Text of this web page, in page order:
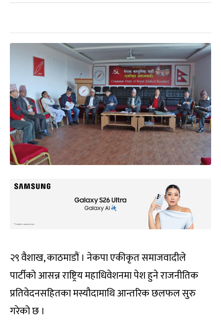
२९ वैशाख, काठमाडौं । नेकपा एकीकृत समाजवादीले
पार्टीको आसन्न राष्ट्रिय महाधिवेशनमा पेश हुने राजनीतिक
प्रतिवेदनसहितका मस्यौदामाथि आन्तरिक छलफल सुरु
गरेको छ ।